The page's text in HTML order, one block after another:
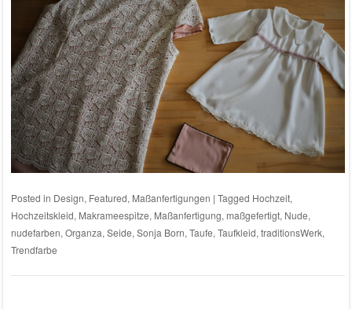
Posted in Design, Featured, Maßanfertigungen | Tagged Hochzeit,
Hochzeitskleid, Makrameespitze, Maßanfertigung, maßgefertigt, Nude,
nudefarben, Organza, Seide, Sonja Born, Taufe, Taufkleid, traditionsWerk,
Trendfarbe